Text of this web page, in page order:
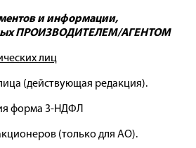
и информации,
ПРОИЗВОДИТЕЛЕМ/АГЕНТОМ
лиц
(действующая редакция).
форма 3-НДФЛ
(только для АО).